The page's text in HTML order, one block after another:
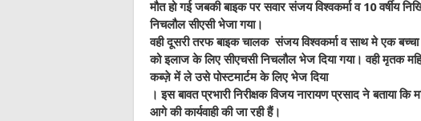
मौत हो गई जबकी बाइक पर सवार संजय विश्वकर्मा व 10 वर्षीय
निचलौल सीएसी भेजा गया।
वही दूसरी तरफ बाइक चालक संजय विश्वकर्मा व साथ मे एक बच्चा
को इलाज के लिए सीएचसी निचलौल भेज दिया गया। वही मृतक
कब्ज़े में ले उसे पोस्टमार्टम के लिए भेज दिया
। इस बावत प्रभारी निरीक्षक विजय नारायण प्रसाद ने बताया
आगे की कार्यवाही की जा रही हैं।